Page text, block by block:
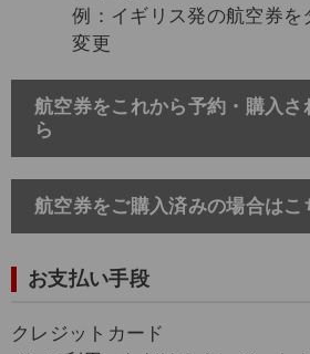
例：イギリス発の航空券を
変更
航空券をこれから予約・購入さ
ら
航空券をご購入済みの場合はこ
お支払い手段
クレジットカード